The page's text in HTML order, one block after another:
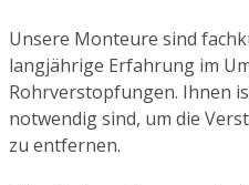
Unsere Monteure sind
langjährige Erfahrung im
Rohrverstopfungen. Ihnen
notwendig sind, um die
zu entfernen.